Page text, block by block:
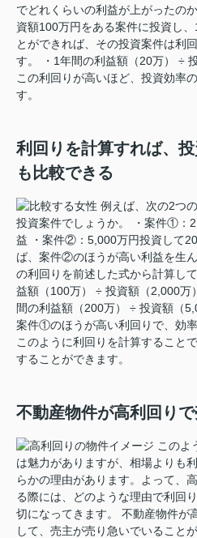
でどれくらいの利益が上がったの
資額100万円をある案件に投資し
とができれば、その投資案件は利
す。 ・1年間の利益額（20万） ÷
この利回りが高いほど、投資効率
す。
利回りを計算すれば、
も比較できる
例えば、次の2つ
投資案件でしょうか。 ・案件①：
益 ・案件②：5,000万円投資して
ば、案件②のほうが高い利益を生
の利回りを前述した式から計算し
益額（100万） ÷ 投資額（2,000
間の利益額（200万） ÷ 投資額（
案件①のほうが高い利回りで、効
このように利回りを計算すること
することができます。
不動産物件が高利回り
このよ
は魅力がありますが、相場よりも
らかの理由があります。よって、
る際には、どのような理由で利回
切になってきます。 不動産物件が
して、売主が売り急いでいること